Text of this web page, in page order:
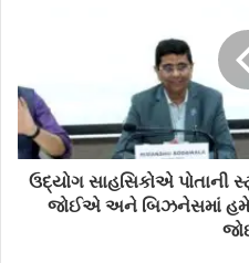
ઉદ્યોગ સાહસિકોએ
જોઈએ અને બિઝનેસમાં